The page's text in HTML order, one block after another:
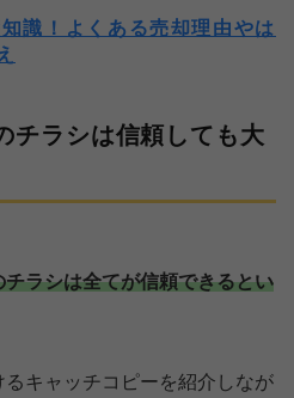
識！よくある売却理由やは
チラシは信頼しても大
ラシは全てが信頼できるとい
キャッチコピーを紹介しなが